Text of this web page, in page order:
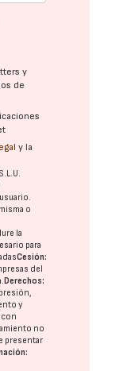
y
de
y la
o
la
para
Cesión:
del
Derechos:
y
no
presentar